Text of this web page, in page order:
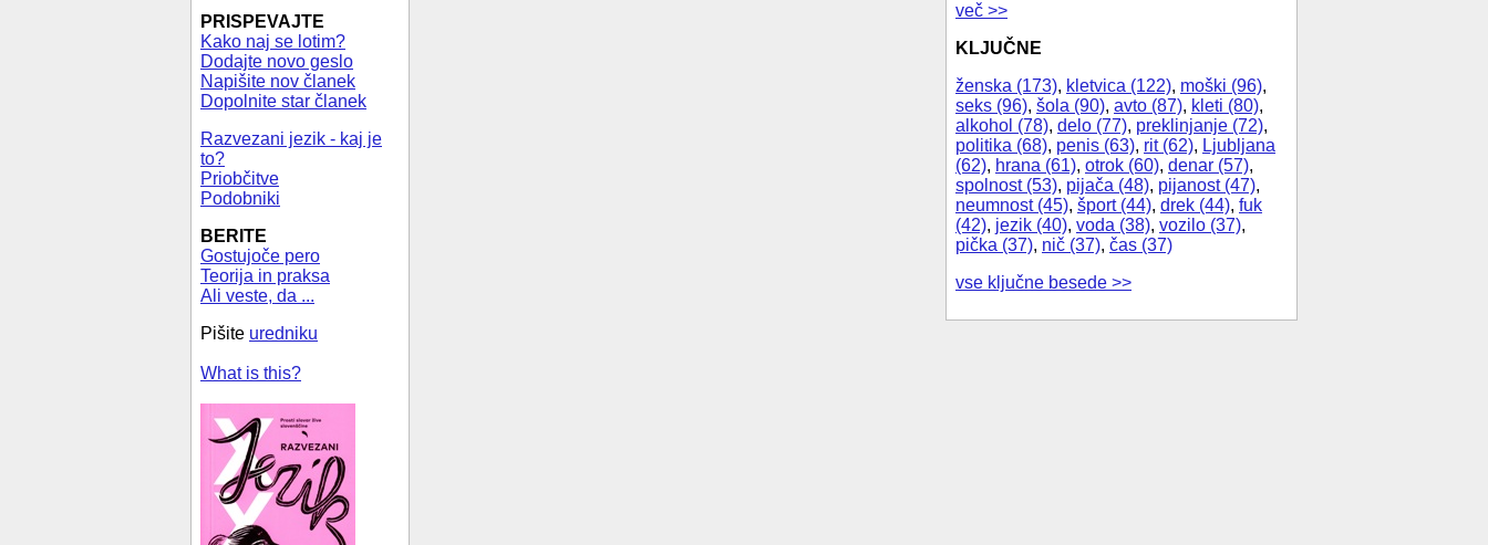
več >>
KLJUČNE
ženska (173), kletvica (122), moški (96),
seks (96), šola (90), avto (87), kleti (80),
alkohol (78), delo (77), preklinjanje (72),
politika (68), penis (63), rit (62), Ljubljana
(62), hrana (61), otrok (60), denar (57),
spolnost (53), pijača (48), pijanost (47),
neumnost (45), šport (44), drek (44), fuk
(42), jezik (40), voda (38), vozilo (37),
pička (37), nič (37), čas (37)
vse ključne besede >>
PRISPEVAJTE
Kako naj se lotim?
Dodajte novo geslo
Napišite nov članek
Dopolnite star članek
Razvezani jezik - kaj je
to?
Priobčitve
Podobniki
BERITE
Gostujoče pero
Teorija in praksa
Ali veste, da ...
Pišite uredniku
What is this?